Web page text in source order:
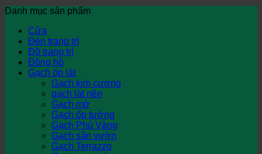
Danh mục sản phẩm
Cửa
Đèn trang trí
Đồ trang trí
Đồng hồ
Gạch ốp lát
Gạch kim cương
gạch lát nền
Gạch mờ
Gạch ốp tường
Gạch Phủ Vàng
Gạch sân vườn
Gạch Terrazzo